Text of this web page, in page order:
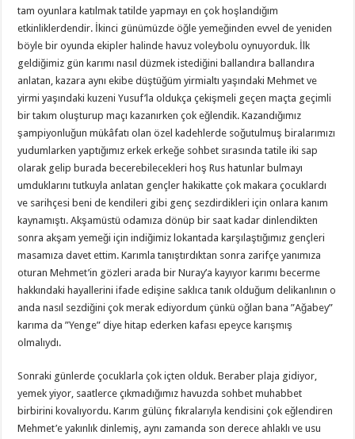
tam oyunlara katılmak tatilde yapmayı en çok hoşlandığım
etkinliklerdendir. İkinci günümüzde öğle yemeğinden evvel de yeniden
böyle bir oyunda ekipler halinde havuz voleybolu oynuyorduk. İlk
geldiğimiz gün karımı nasıl düzmek istediğini ballandıra ballandıra
anlatan, kazara aynı ekibe düştüğüm yirmialtı yaşındaki Mehmet ve
yirmi yaşındaki kuzeni Yusuf’la oldukça çekişmeli geçen maçta geçimli
bir takım oluşturup maçı kazanırken çok eğlendik. Kazandığımız
şampiyonluğun mükâfatı olan özel kadehlerde soğutulmuş biralarımızı
yudumlarken yaptığımız erkek erkeğe sohbet sırasında tatile iki sap
olarak gelip burada becerebilecekleri hoş Rus hatunlar bulmayı
umduklarını tutkuyla anlatan gençler hakikatte çok makara çocuklardı
ve sarihçesi beni de kendileri gibi genç sezdirdikleri için onlara kanım
kaynamıştı. Akşamüstü odamıza dönüp bir saat kadar dinlendikten
sonra akşam yemeği için indiğimiz lokantada karşılaştığımız gençleri
masamıza davet ettim. Karımla tanıştırdıktan sonra zarifçe yanımıza
oturan Mehmet’in gözleri arada bir Nuray’a kayıyor karımı becerme
hakkındaki hayallerini ifade edişine saklıca tanık olduğum delikanlının o
anda nasıl sezdiğini çok merak ediyordum çünkü oğlan bana ”Ağabey”
karıma da ”Yenge” diye hitap ederken kafası epeyce karışmış
olmalıydı.
Sonraki günlerde çocuklarla çok içten olduk. Beraber plaja gidiyor,
yemek yiyor, saatlerce çıkmadığımız havuzda sohbet muhabbet
birbirini kovalıyordu. Karım gülünç fıkralarıyla kendisini çok eğlendiren
Mehmet’e yakınlık dinlemiş, aynı zamanda son derece ahlaklı ve usu